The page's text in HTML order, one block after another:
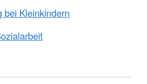
bei Kleinkindern